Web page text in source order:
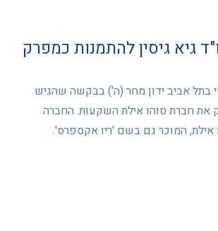
גיא גיסין להתמנות כמפרק
בתל אביב ידון מחר (ה') בבקשה שהגיש
את חברת סוהו אילת השקעות. החברה
אילת, המוכר גם בשם 'ריו אקספרס'.